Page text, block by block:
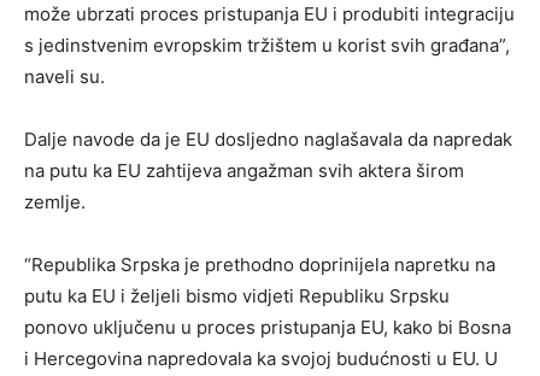
može ubrzati proces pristupanja EU i produbiti integraciju
s jedinstvenim evropskim tržištem u korist svih građana”,
naveli su.
Dalje navode da je EU dosljedno naglašavala da napredak
na putu ka EU zahtijeva angažman svih aktera širom
zemlje.
“Republika Srpska je prethodno doprinijela napretku na
putu ka EU i željeli bismo vidjeti Republiku Srpsku
ponovo uključenu u proces pristupanja EU, kako bi Bosna
i Hercegovina napredovala ka svojoj budućnosti u EU. U